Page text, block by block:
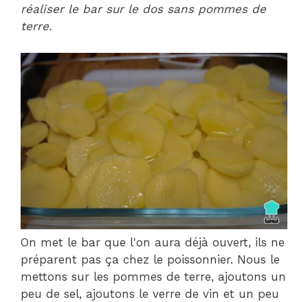
réaliser le bar sur le dos sans pommes de
terre.
On met le bar que l'on aura déjà ouvert, ils ne
préparent pas ça chez le poissonnier. Nous le
mettons sur les pommes de terre, ajoutons un
peu de sel, ajoutons le verre de vin et un peu